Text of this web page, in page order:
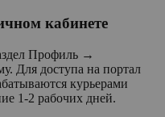
кабинете
Профиль →
Для доступа на портал
курьерами
1-2 рабочих дней.